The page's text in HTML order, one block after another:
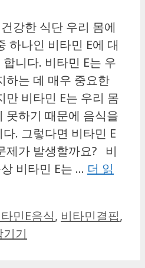
강한 식단 우리 몸에
하나인 비타민 E에 대
니다. 비타민 E는 우
하는 데 매우 중요한
만 비타민 E는 우리 몸
못하기 때문에 음식을
. 그렇다면 비타민 E
제가 발생할까요? 비
비타민 E는 … 더 읽
민E음식, 비타민결핍,
기